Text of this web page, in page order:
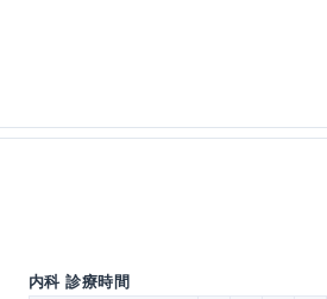
内科 診療時間